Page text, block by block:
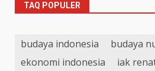
TAQ POPULER
budaya indonesia
budaya
ekonomi indonesia
iak